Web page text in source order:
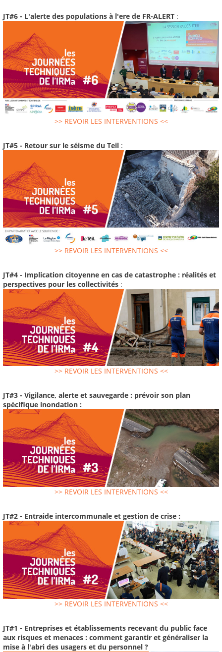
JT#6 - L'alerte des populations à l'ere de FR-ALERT :
>> REVOIR LES INTERVENTIONS <<
JT#5 - Retour sur le séisme du Teil :
>> REVOIR LES INTERVENTIONS <<
JT#4 - Implication citoyenne en cas de catastrophe : réalités et
perspectives pour les collectivités :
>> REVOIR LES INTERVENTIONS <<
JT#3 - Vigilance, alerte et sauvegarde : prévoir son plan
spécifique inondation :
>> REVOIR LES INTERVENTIONS <<
JT#2 - Entraide intercommunale et gestion de crise :
>> REVOIR LES INTERVENTIONS <<
JT#1 - Entreprises et établissements recevant du public face
aux risques et menaces : comment garantir et généraliser la
mise à l'abri des usagers et du personnel ?